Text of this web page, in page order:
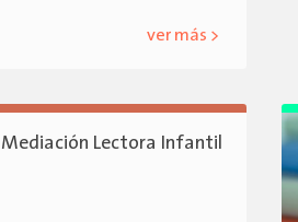
ver más >
Mediación Lectora Infantil